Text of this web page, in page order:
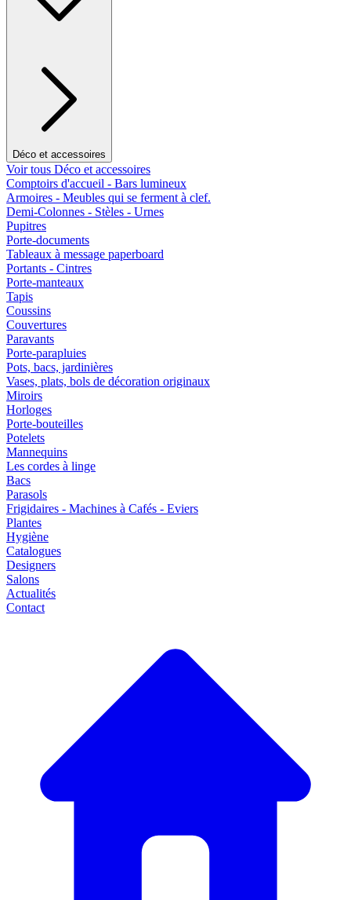
Déco et accessoires
Voir tous Déco et accessoires
Comptoirs d'accueil - Bars lumineux
Armoires - Meubles qui se ferment à clef.
Demi-Colonnes - Stèles - Urnes
Pupitres
Porte-documents
Tableaux à message paperboard
Portants - Cintres
Porte-manteaux
Tapis
Coussins
Couvertures
Paravants
Porte-parapluies
Pots, bacs, jardinières
Vases, plats, bols de décoration originaux
Miroirs
Horloges
Porte-bouteilles
Potelets
Mannequins
Les cordes à linge
Bacs
Parasols
Frigidaires - Machines à Cafés - Eviers
Plantes
Hygiène
Catalogues
Designers
Salons
Actualités
Contact